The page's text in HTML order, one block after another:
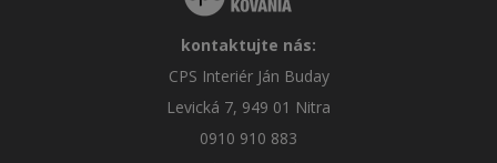
kontaktujte nás:
CPS Interiér Ján Buday
Levická 7, 949 01 Nitra
0910 910 883